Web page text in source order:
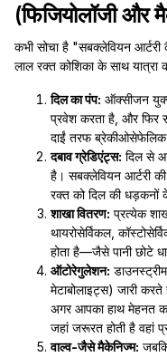
(फिजियोलॉजी और
कभी सोचा है "सबक्लेवियन
लाल रक्त कोशिका के साथ यात्रा
दिल का पंप: ऑक्सीजन
प्रवेश करता है, और फिर
दाईं तरफ
दबाव ग्रेडिएंट्स: दिल से
है। सबक्लेवियन आर्टरी
रक्त को दिल की धड़कनों
शाखा वितरण: प्रत्येक
थायरोसेर्विकल,
होता है—जैसे पानी छोटे
ऑटोरेगुलेशन:
मेटाबोलाइट्स) जारी
अगर आपका हाथ मेहनत
जहां जरूरत होती है वहां
वाल्व-जैसे मैकेनिज्म: